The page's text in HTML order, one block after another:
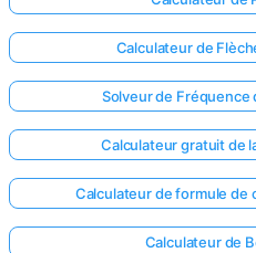
Calculateur de
Solveur de
Calculateur gratuit de
Calculateur de formule de
Calculateur de